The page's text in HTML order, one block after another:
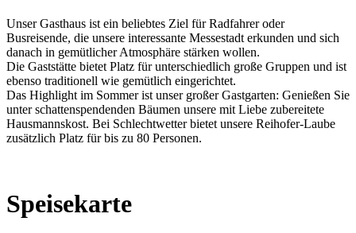
Unser Gasthaus ist ein beliebtes Ziel für Radfahrer oder
Busreisende, die unsere interessante Messestadt erkunden und sich
danach in gemütlicher Atmosphäre stärken wollen.
Die Gaststätte bietet Platz für unterschiedlich große Gruppen und ist
ebenso traditionell wie gemütlich eingerichtet.
Das Highlight im Sommer ist unser großer Gastgarten: Genießen Sie
unter schattenspendenden Bäumen unsere mit Liebe zubereitete
Hausmannskost. Bei Schlechtwetter bietet unsere Reihofer-Laube
zusätzlich Platz für bis zu 80 Personen.
Speisekarte